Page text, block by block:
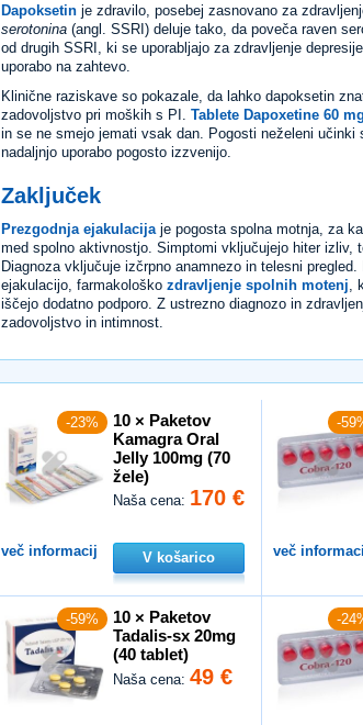
Dapoksetin je zdravilo, posebej zasnovano za
serotonina (angl. SSRI) deluje tako, da poveča raven
od drugih SSRI, ki se uporabljajo za zdravljenje
uporabo na zahtevo.
Klinične raziskave so pokazale, da lahko dapoksetin
zadovoljstvo pri moških s PI. Tablete Dapoxetine 60 mg
in se ne smejo jemati vsak dan. Pogosti neželeni
nadaljnjo uporabo pogosto izzvenijo.
Zaključek
Prezgodnja ejakulacija je pogosta spolna motnja, za
med spolno aktivnostjo. Simptomi vključujejo hiter izliv,
Diagnoza vključuje izčrpno anamnezo in telesni
ejakulacijo, farmakološko zdravljenje spolnih motenj
iščejo dodatno podporo. Z ustrezno diagnozo in
zadovoljstvo in intimnost.
-23%
10 × Paketov
Kamagra Oral
Jelly 100mg (70
žele)
Naša cena: 170 €
več informacij V košarico
-
več
-59%
10 × Paketov
Tadalis-sx 20mg
(40 tablet)
Naša cena:49 €
-